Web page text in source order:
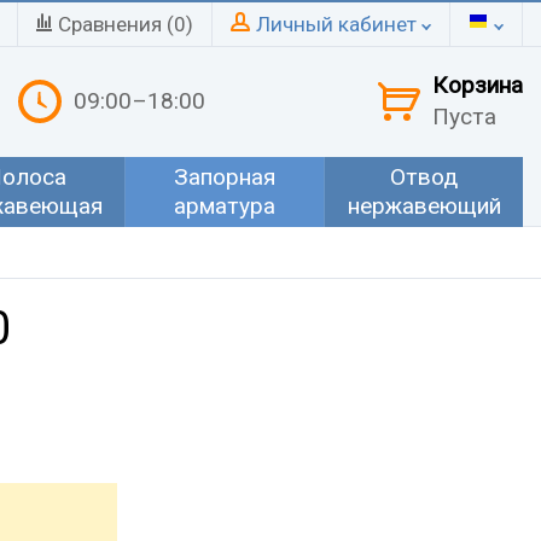
Сравнения (0) Личный кабинет
09:00–18:00
Корзина
Пуста
Запорная
арматура
Отвод
нержавеющий